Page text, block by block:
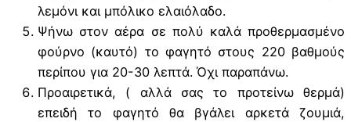
λεμόνι και μπόλικο ελαιόλαδο.
Ψήνω στον αέρα σε πολύ καλά προθερμασμένο
φούρνο (καυτό) το φαγητό στους 220 βαθμούς
περίπου για 20-30 λεπτά. Όχι παραπάνω.
Προαιρετικά, ( αλλά σας το προτείνω θερμά)
επειδή το φαγητό θα βγάλει αρκετά ζουμιά,